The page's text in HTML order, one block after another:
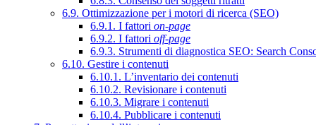
6.9. Ottimizzazione per i motori di ricerca (SEO)
6.9.1. I fattori on-page
6.9.2. I fattori off-page
6.9.3. Strumenti di diagnostica SEO: Search
6.10. Gestire i contenuti
6.10.1. L’inventario dei contenuti
6.10.2. Revisionare i contenuti
6.10.3. Migrare i contenuti
6.10.4. Pubblicare i contenuti